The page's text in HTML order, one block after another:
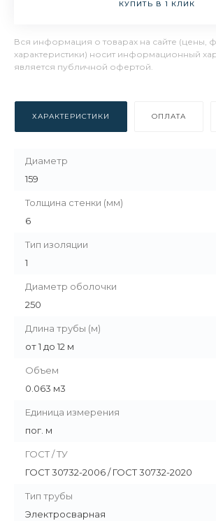
КУПИТЬ В 1 КЛИК
Вся информация о товарах на сайте (цены,
характеристики) носит информационный
является публичной офертой.
ХАРАКТЕРИСТИКИ ОПЛАТА
Диаметр
159
Толщина стенки (мм)
6
Тип изоляции
1
Диаметр оболочки
250
Длина трубы (м)
от 1 до 12 м
Объем
0.063 м3
Единица измерения
пог. м
ГОСТ / ТУ
ГОСТ 30732-2006 / ГОСТ 30732-2020
Тип трубы
Электросварная